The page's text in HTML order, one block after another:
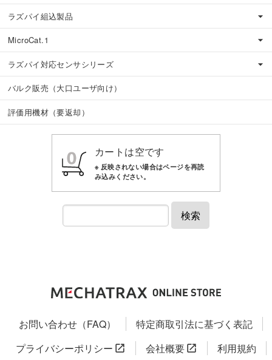
ラズパイ組込製品
MicroCat.1
ラズパイ対応センサシリーズ
バルク販売（大口ユーザ向け）
評価用機材（要返却）
カートは空です
検索
お問い合わせ（FAQ）
特定商取引法に基づく表記
プライバシーポリシー
会社概要 利用規約